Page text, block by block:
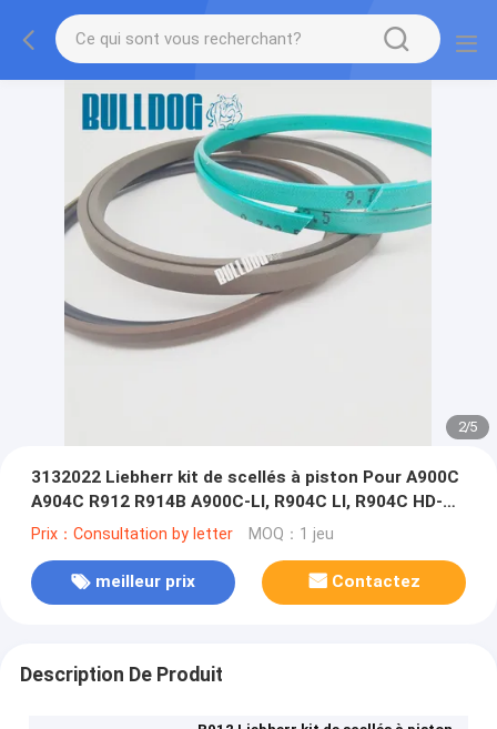
2/5
3132022 Liebherr kit de scellés à piston Pour A900C
A904C R912 R914B A900C-LI, R904C LI, R904C HD-SL
2000 LI, R912HD-SL, R912 LC
Prix：Consultation by letter MOQ：1 jeu
meilleur prix Contactez
Description De Produit